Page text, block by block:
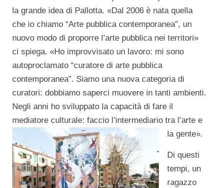
la grande idea di Pallotta. «Dal 2006 è nata quella
che io chiamo “Arte pubblica contemporanea”, un
nuovo modo di proporre l’arte pubblica nei territori»
ci spiega. «Ho improvvisato un lavoro: mi sono
autoproclamato “curatore di arte pubblica
contemporanea”. Siamo una nuova categoria di
curatori: dobbiamo saperci muovere in tanti ambienti.
Negli anni ho sviluppato la capacità di fare il
mediatore culturale: faccio l’intermediario tra l’arte e
la gente».
Di questi
tempi, un
ragazzo